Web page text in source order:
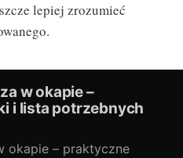
lepiej zrozumieć
w okapie –
i lista potrzebnych
okapie – praktyczne